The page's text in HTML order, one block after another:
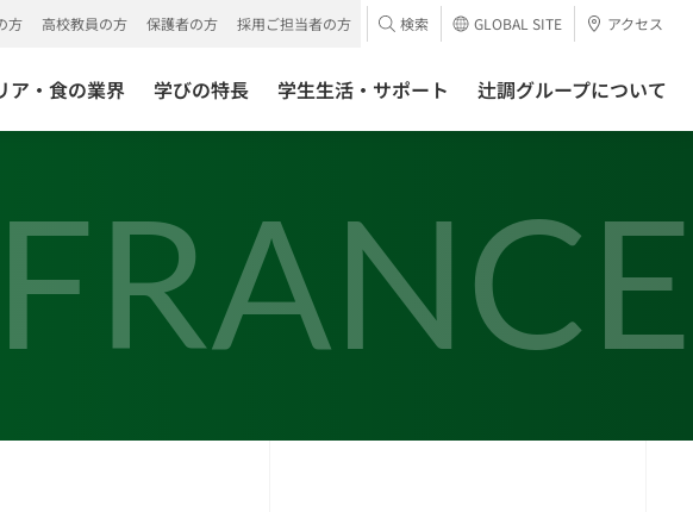
ア・食の業界 学びの特長 学生生活・サポート 辻調グループについて
方 高校教員の方 保護者の方 採用ご担当者の方 検索 GLOBAL SITE アクセス
FRANCE